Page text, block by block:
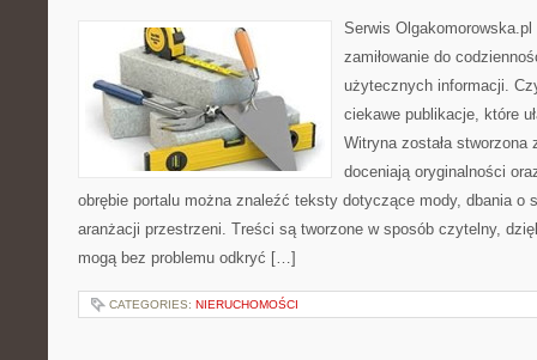
Serwis
zamiłowanie do
użytecznych informacji.
ciekawe publikacje, które
Witryna została
doceniają oryginalności
obrębie portalu można znaleźć teksty dotyczące mody, dbania o
aranżacji przestrzeni. Treści są tworzone w sposób czytelny,
mogą bez problemu odkryć […]
CATEGORIES: NIERUCHOMOŚCI